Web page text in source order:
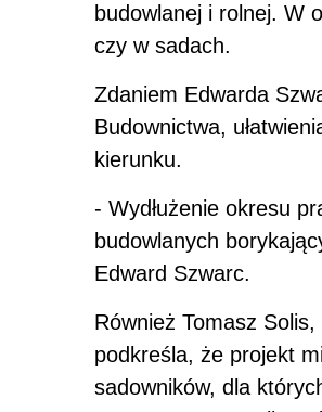
budowlanej i rolnej. W
czy w sadach.
Zdaniem Edwarda
Budownictwa,
kierunku.
- Wydłużenie okresu
budowlanych
Edward Szwarc.
Również Tomasz
podkreśla, że projekt
sadowników, dla